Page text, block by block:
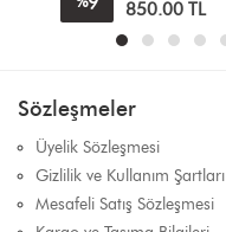
850.00 TL
Sözleşmeler
Üyelik Sözleşmesi
Gizlilik ve Kullanım Şartları
Mesafeli Satış Sözleşmesi